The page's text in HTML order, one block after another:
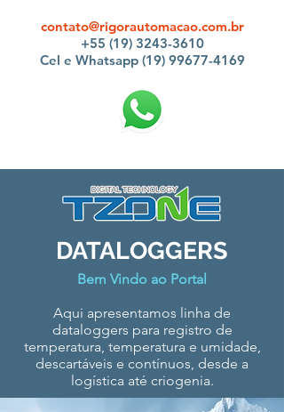
contato@rigorautomacao.com.br
+55 (19) 3243-3610
Cel e Whatsapp (19) 99677-4169
DATALOGGERS
Bem Vindo ao Portal
Aqui apresentamos linha de
dataloggers para registro de
temperatura, temperatura e umidade,
descartáveis e contínuos, desde a
logística até criogenia.